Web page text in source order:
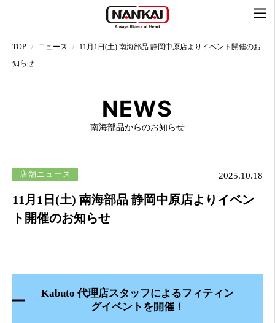
TOP ニュース
11月1日(土) 南海部品 静岡中原店よりイベント開催のお
知らせ
NEWS
南海部品からのお知らせ
店舗ニュース 2025.10.18
11月1日(土) 南海部品 静岡中原店よりイベン
ト開催のお知らせ
Kabuto 代理店スタッフによるフィティン
グイベントを開催！